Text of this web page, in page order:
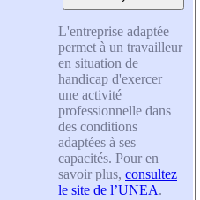
L'entreprise adaptée
permet à un travailleur
en situation de
handicap d'exercer
une activité
professionnelle dans
des conditions
adaptées à ses
capacités. Pour en
savoir plus, consultez
le site de l’UNEA.